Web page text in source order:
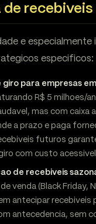
recebiveis
e especialmente
especificos:
giro para empresas
R$ 5 milhoes/
mas com caixa
a prazo e paga
futuros
com custo
de recebiveis
venda (Black Friday,
antecipar recebiveis
antecedencia, sem